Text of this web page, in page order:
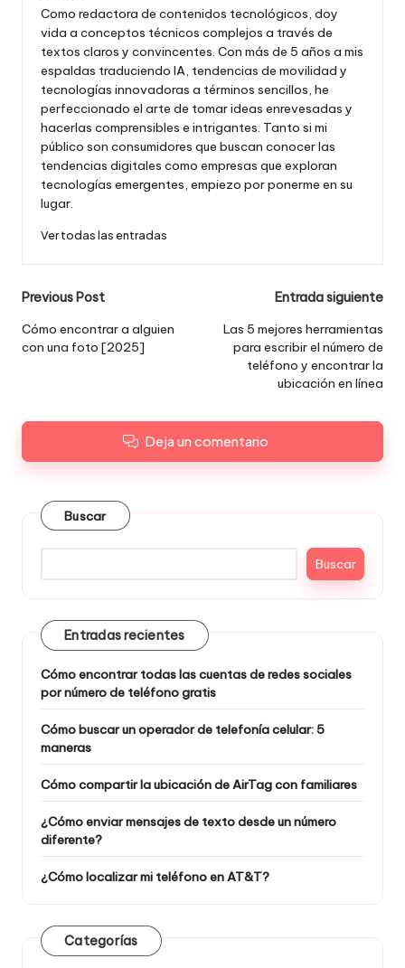
Como redactora de contenidos tecnológicos, doy
vida a conceptos técnicos complejos a través de
textos claros y convincentes. Con más de 5 años a mis
espaldas traduciendo IA, tendencias de movilidad y
tecnologías innovadoras a términos sencillos, he
perfeccionado el arte de tomar ideas enrevesadas y
hacerlas comprensibles e intrigantes. Tanto si mi
público son consumidores que buscan conocer las
tendencias digitales como empresas que exploran
tecnologías emergentes, empiezo por ponerme en su
lugar.
Ver todas las entradas
Navegación
posterior
Previous Post
Cómo encontrar a alguien
con una foto [2025]
Entrada siguiente
Las 5 mejores herramientas
para escribir el número de
teléfono y encontrar la
ubicación en línea
Deja un comentario
Buscar
Buscar
Entradas recientes
Cómo encontrar todas las cuentas de redes sociales
por número de teléfono gratis
Cómo buscar un operador de telefonía celular: 5
maneras
Cómo compartir la ubicación de AirTag con familiares
¿Cómo enviar mensajes de texto desde un número
diferente?
¿Cómo localizar mi teléfono en AT&T?
Categorías